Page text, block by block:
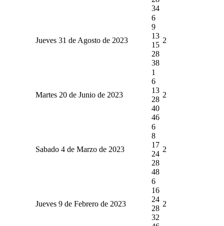
34
Jueves 31 de Agosto de 2023
6
9
13
15
28
38
2
Martes 20 de Junio de 2023
1
6
13
28
40
46
2
Sabado 4 de Marzo de 2023
6
8
17
24
28
48
2
Jueves 9 de Febrero de 2023
6
16
24
28
32
2